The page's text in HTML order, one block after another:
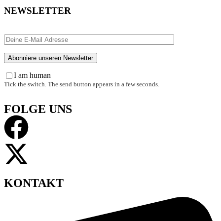
NEWSLETTER
I am human
Tick the switch. The send button appears in a few seconds.
FOLGE UNS
KONTAKT